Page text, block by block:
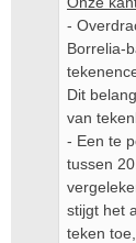
-
Borrelia-
Dit
van
- Een te
tussen
stijgt het
teken